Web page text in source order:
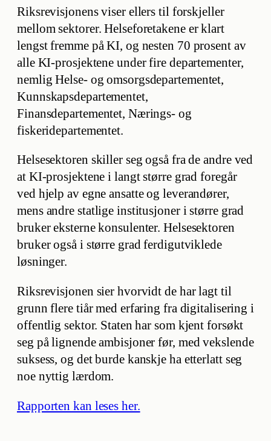
Riksrevisjonens viser ellers til forskjeller
mellom sektorer. Helseforetakene er klart
lengst fremme på KI, og nesten 70 prosent av
alle KI-prosjektene under fire departementer,
nemlig Helse- og omsorgsdepartementet,
Kunnskapsdepartementet,
Finansdepartementet, Nærings- og
fiskeridepartementet.
Helsesektoren skiller seg også fra de andre ved
at KI-prosjektene i langt større grad foregår
ved hjelp av egne ansatte og leverandører,
mens andre statlige institusjoner i større grad
bruker eksterne konsulenter. Helsesektoren
bruker også i større grad ferdigutviklede
løsninger.
Riksrevisjonen sier hvorvidt de har lagt til
grunn flere tiår med erfaring fra digitalisering i
offentlig sektor. Staten har som kjent forsøkt
seg på lignende ambisjoner før, med vekslende
suksess, og det burde kanskje ha etterlatt seg
noe nyttig lærdom.
Rapporten kan leses her.